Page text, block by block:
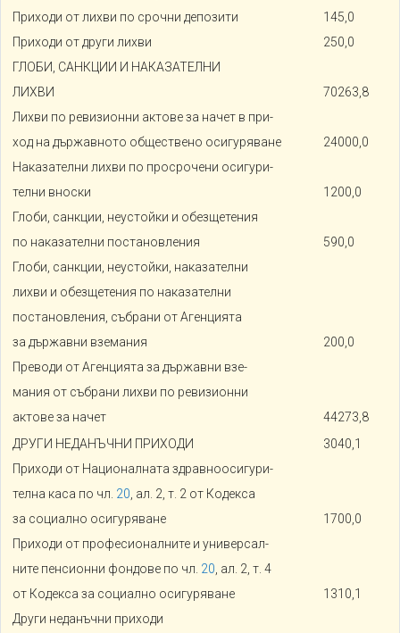
Приходи от лихви по срочни депозити
145,0
Приходи от други лихви
250,0
ГЛОБИ, САНКЦИИ И НАКАЗАТЕЛНИ
ЛИХВИ
70263,8
Лихви по ревизионни актове за начет в при-
ход на държавното обществено осигуряване
24000,0
Наказателни лихви по просрочени осигури-
телни вноски
1200,0
Глоби, санкции, неустойки и обезщетения
по наказателни постановления
590,0
Глоби, санкции, неустойки, наказателни
лихви и обезщетения по наказателни
постановления, събрани от Агенцията
за държавни вземания
200,0
Преводи от Агенцията за държавни взе-
мания от събрани лихви по ревизионни
актове за начет
44273,8
ДРУГИ НЕДАНЪЧНИ ПРИХОДИ
3040,1
Приходи от Националната здравноосигури-
телна каса по чл. 20 , ал. 2, т. 2 от Кодекса
за социално осигуряване
1700,0
Приходи от професионалните и универсал-
ните пенсионни фондове по чл. 20 , ал. 2, т. 4
от Кодекса за социално осигуряване
1310,1
Други неданъчни приходи